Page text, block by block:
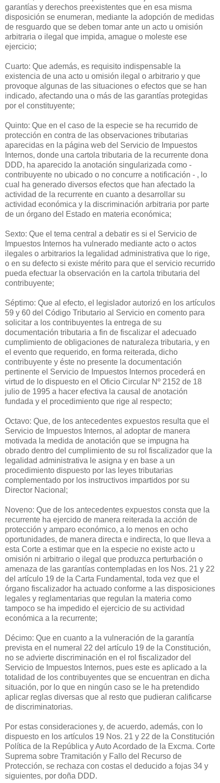
garantías y derechos preexistentes que en esa misma
disposición se enumeran, mediante la adopción de medidas
de resguardo que se deben tomar ante un acto u omisión
arbitraria o ilegal que impida, amague o moleste ese
ejercicio;
Cuarto: Que además, es requisito indispensable la
existencia de una acto u omisión ilegal o arbitrario y que
provoque algunas de las situaciones o efectos que se han
indicado, afectando una o más de las garantías protegidas
por el constituyente;
Quinto: Que en el caso de la especie se ha recurrido de
protección en contra de las observaciones tributarias
aparecidas en la página web del Servicio de Impuestos
Internos, donde una cartola tributaria de la recurrente dona
DDD, ha aparecido la anotación singularizada como -
contribuyente no ubicado o no concurre a notificación - , lo
cual ha generado diversos efectos que han afectado la
actividad de la recurrente en cuanto a desarrollar su
actividad económica y la discriminación arbitraria por parte
de un órgano del Estado en materia económica;
Sexto: Que el tema central a debatir es si el Servicio de
Impuestos Internos ha vulnerado mediante acto o actos
ilegales o arbitrarios la legalidad administrativa que lo rige,
o en su defecto si existe mérito para que el servicio recurrido
pueda efectuar la observación en la cartola tributaria del
contribuyente;
Séptimo: Que al efecto, el legislador autorizó en los artículos
59 y 60 del Código Tributario al Servicio en comento para
solicitar a los contribuyentes la entrega de su
documentación tributaria a fin de fiscalizar el adecuado
cumplimiento de obligaciones de naturaleza tributaria, y en
el evento que requerido, en forma reiterada, dicho
contribuyente y éste no presente la documentación
pertinente el Servicio de Impuestos Internos procederá en
virtud de lo dispuesto en el Oficio Circular Nº 2152 de 18
julio de 1995 a hacer efectiva la causal de anotación
fundada y el procedimiento que rige al respecto;
Octavo: Que, de los antecedentes expuestos resulta que el
Servicio de Impuestos Internos, al adoptar de manera
motivada la medida de anotación que se impugna ha
obrado dentro del cumplimiento de su rol fiscalizador que la
legalidad administrativa le asigna y en base a un
procedimiento dispuesto por las leyes tributarias
complementado por los instructivos impartidos por su
Director Nacional;
Noveno: Que de los antecedentes expuestos consta que la
recurrente ha ejercido de manera reiterada la acción de
protección y amparo económico, a lo menos en ocho
oportunidades, de manera directa e indirecta, lo que lleva a
esta Corte a estimar que en la especie no existe acto u
omisión ni arbitrario o ilegal que produzca perturbación o
amenaza de las garantías contempladas en los Nos. 21 y 22
del artículo 19 de la Carta Fundamental, toda vez que el
órgano fiscalizador ha actuado conforme a las disposiciones
legales y reglamentarias que regulan la materia como
tampoco se ha impedido el ejercicio de su actividad
económica a la recurrente;
Décimo: Que en cuanto a la vulneración de la garantía
prevista en el numeral 22 del artículo 19 de la Constitución,
no se advierte discriminación en el rol fiscalizador del
Servicio de Impuestos Internos, pues este es aplicado a la
totalidad de los contribuyentes que se encuentran en dicha
situación, por lo que en ningún caso se le ha pretendido
aplicar reglas diversas que al resto que pudieran calificarse
de discriminatorias.
Por estas consideraciones y, de acuerdo, además, con lo
dispuesto en los artículos 19 Nos. 21 y 22 de la Constitución
Política de la República y Auto Acordado de la Excma. Corte
Suprema sobre Tramitación y Fallo del Recurso de
Protección, se rechaza con costas el deducido a fojas 34 y
siguientes, por doña DDD.